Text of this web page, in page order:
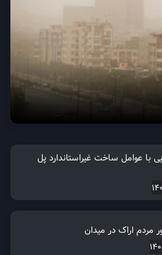
با عوامل ساخت غیراستاندارد پل
مردم اراک در میدان